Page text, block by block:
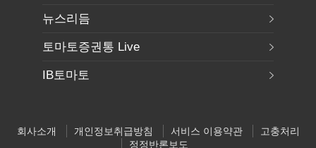
뉴스리듬
토마토증권통 Live
IB토마토
회사소개 개인정보취급방침 서비스 이용약관
고충처리
정정반론보도